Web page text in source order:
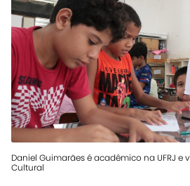
Daniel Guimarães é acadêmico na UFRJ
Cultural